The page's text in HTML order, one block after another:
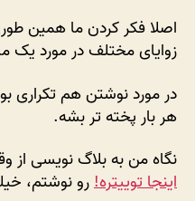
اصلا فکر کردن ما همین
زوایای مختلف در مورد یک
در مورد نوشتن هم
هر بار پخته تر بشه.
نگاه من به بلاگ نویسی از
اینجا توییتره!رو نوشتم،